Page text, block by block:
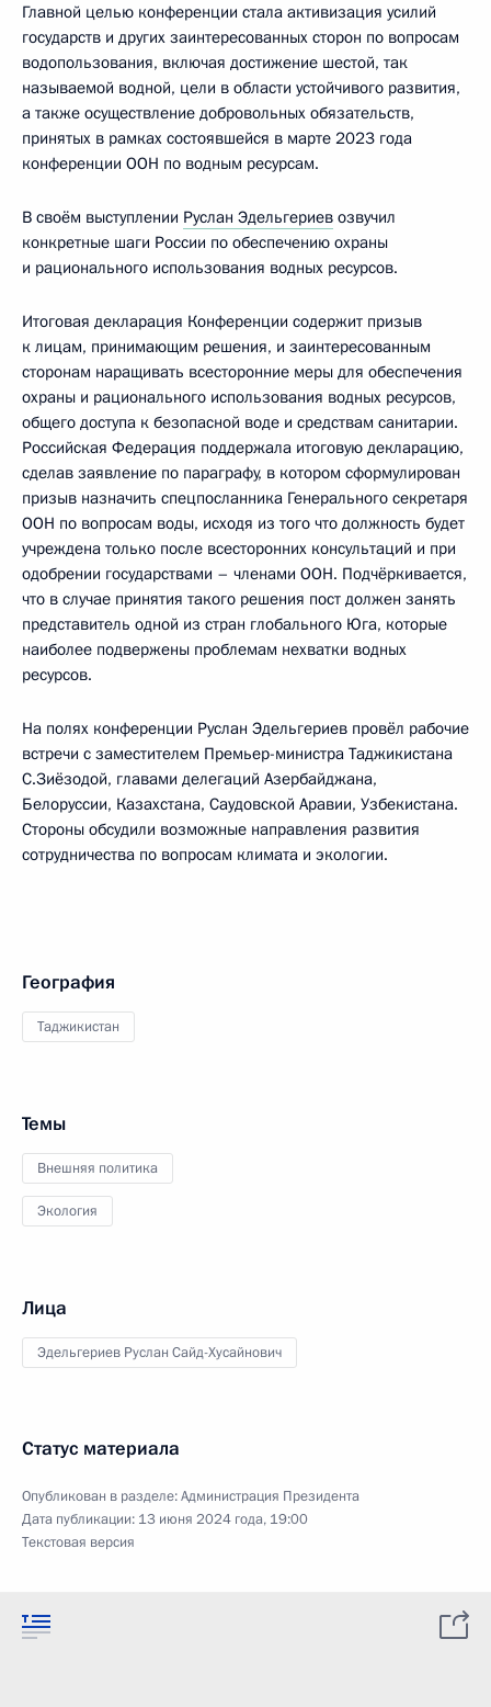
Главной целью конференции стала активизация усилий
государств и других заинтересованных сторон по вопросам
водопользования, включая достижение шестой, так
называемой водной, цели в области устойчивого развития,
а также осуществление добровольных обязательств,
принятых в рамках состоявшейся в марте 2023 года
конференции ООН по водным ресурсам.
В своём выступлении Руслан Эдельгериев озвучил
конкретные шаги России по обеспечению охраны
и рационального использования водных ресурсов.
Итоговая декларация Конференции содержит призыв
к лицам, принимающим решения, и заинтересованным
сторонам наращивать всесторонние меры для обеспечения
охраны и рационального использования водных ресурсов,
общего доступа к безопасной воде и средствам санитарии.
Российская Федерация поддержала итоговую декларацию,
сделав заявление по параграфу, в котором сформулирован
призыв назначить спецпосланника Генерального секретаря
ООН по вопросам воды, исходя из того что должность будет
учреждена только после всесторонних консультаций и при
одобрении государствами – членами ООН. Подчёркивается,
что в случае принятия такого решения пост должен занять
представитель одной из стран глобального Юга, которые
наиболее подвержены проблемам нехватки водных
ресурсов.
На полях конференции Руслан Эдельгериев провёл рабочие
встречи с заместителем Премьер-министра Таджикистана
С.Зиёзодой, главами делегаций Азербайджана,
Белоруссии, Казахстана, Саудовской Аравии, Узбекистана.
Стороны обсудили возможные направления развития
сотрудничества по вопросам климата и экологии.
География
Таджикистан
Темы
Внешняя политика
Экология
Лица
Эдельгериев Руслан Сайд-Хусайнович
Статус материала
Опубликован в разделе:Администрация Президента
Дата публикации: 13 июня 2024 года, 19:00
Текстовая версия